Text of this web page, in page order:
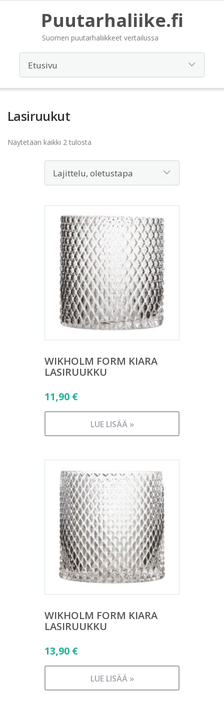
Puutarhaliike.fi
Suomen puutarhaliikkeet vertailussa
Lasiruukut
Näytetään kaikki 2 tulosta
WIKHOLM FORM KIARA
LASIRUUKKU
11,90 €
LUE LISÄÄ »
WIKHOLM FORM KIARA
LASIRUUKKU
13,90 €
LUE LISÄÄ »